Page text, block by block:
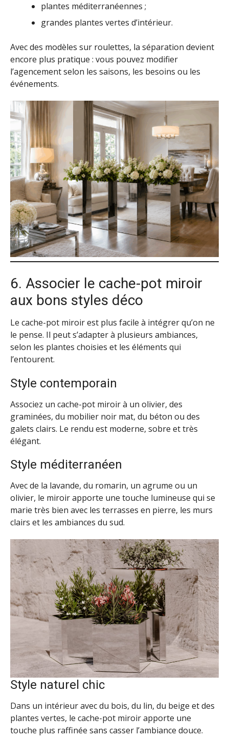
plantes méditerranéennes ;
grandes plantes vertes d’intérieur.
Avec des modèles sur roulettes, la séparation devient
encore plus pratique : vous pouvez modifier
l’agencement selon les saisons, les besoins ou les
événements.
6. Associer le cache-pot miroir
aux bons styles déco
Le cache-pot miroir est plus facile à intégrer qu’on ne
le pense. Il peut s’adapter à plusieurs ambiances,
selon les plantes choisies et les éléments qui
l’entourent.
Style contemporain
Associez un cache-pot miroir à un olivier, des
graminées, du mobilier noir mat, du béton ou des
galets clairs. Le rendu est moderne, sobre et très
élégant.
Style méditerranéen
Avec de la lavande, du romarin, un agrume ou un
olivier, le miroir apporte une touche lumineuse qui se
marie très bien avec les terrasses en pierre, les murs
clairs et les ambiances du sud.
Style naturel chic
Dans un intérieur avec du bois, du lin, du beige et des
plantes vertes, le cache-pot miroir apporte une
touche plus raffinée sans casser l’ambiance douce.